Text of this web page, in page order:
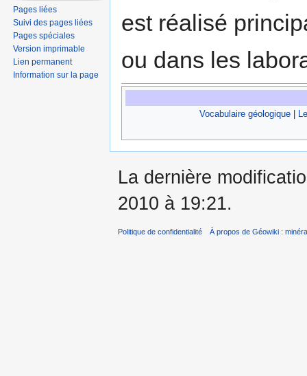
est réalisé
ou dans les
Vocabulaire géologique
Pages liées
Suivi des pages liées
Pages spéciales
Version imprimable
Lien permanent
Information sur la page
La dernière
2010 à 19:21.
Politique de confidentialité À propos de Géowiki :